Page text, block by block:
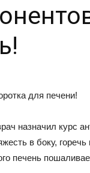
для печени!
назначил курс
в боку, горечь
печень